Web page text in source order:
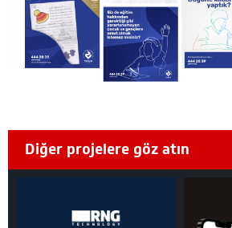
Diğer projelere göz atın